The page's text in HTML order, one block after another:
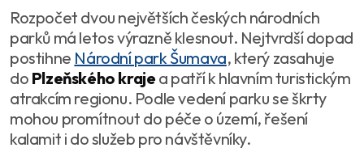
Rozpočet dvou největších českých národních
parků má letos výrazně klesnout. Nejtvrdší dopad
postihne Národní park Šumava, který zasahuje
do Plzeňského kraje a patří k hlavním turistickým
atrakcím regionu. Podle vedení parku se škrty
mohou promítnout do péče o území, řešení
kalamit i do služeb pro návštěvníky.